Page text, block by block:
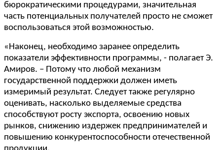
бюрократическими процедурами, значительная
часть потенциальных получателей просто не сможет
воспользоваться этой возможностью.
«Наконец, необходимо заранее определить
показатели эффективности программы, - полагает Э.
Амиров. – Потому что любой механизм
государственной поддержки должен иметь
измеримый результат. Следует также регулярно
оценивать, насколько выделяемые средства
способствуют росту экспорта, освоению новых
рынков, снижению издержек предпринимателей и
повышению конкурентоспособности отечественной